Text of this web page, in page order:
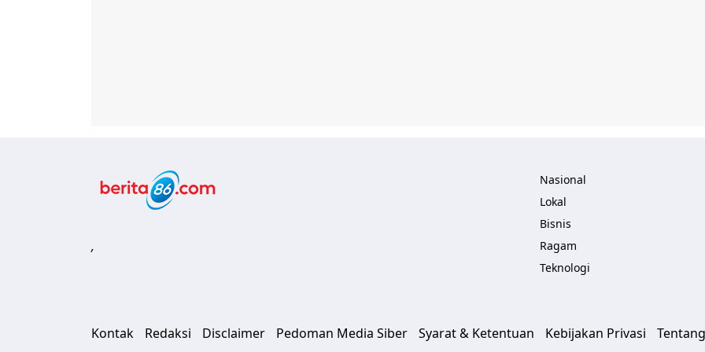
,
Nasional
Lokal
Bisnis
Ragam
Teknologi
Kontak Redaksi Disclaimer Pedoman Media Siber Syarat & Ketentuan Kebijakan Privasi